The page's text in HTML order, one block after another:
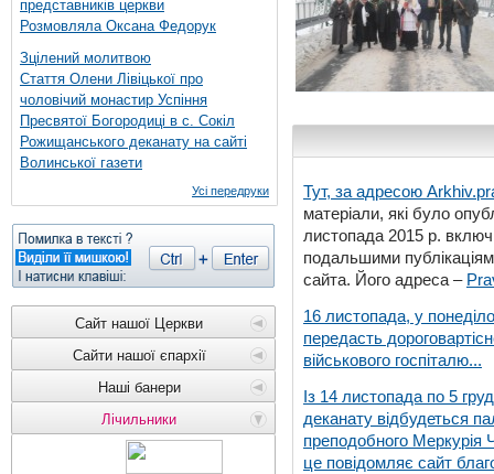
представників церкви
Розмовляла Оксана Федорук
Зцілений молитвою
Стаття Олени Лівіцької про
чоловічий монастир Успіння
Пресвятої Богородиці в с. Сокіл
Рожищанського деканату на сайті
Волинської газети
Усі передруки
Сайт нашої Церкви
Сайти нашої єпархії
Наші банери
Лічильники
Тут, за адресою
матеріали, які було
листопада 2015 р.
подальшими
сайта. Його адреса –
16 листопада, у
передасть
військового госпіталю...
Із 14 листопада по 5
деканату відбудеться
преподобного Меркурія
це повідомляє сайт